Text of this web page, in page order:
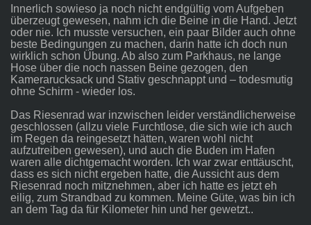
Innerlich sowieso ja noch nicht endgültig vom Aufgeben
überzeugt gewesen, nahm ich die Beine in die Hand. Jetzt
oder nie. Ich musste versuchen, ein paar Bilder auch ohne
beste Bedingungen zu machen, darin hatte ich doch nun
wirklich schon Übung. Ab also zum Parkhaus, ne lange
Hose über die noch nassen Beine gezogen, den
Kamerarucksack und Stativ geschnappt und – todesmutig
ohne Schirm - wieder los.
Das Riesenrad war inzwischen leider verständlicherweise
geschlossen (allzu viele Furchtlose, die sich wie ich auch
im Regen da reingesetzt hätten, waren wohl nicht
aufzutreiben gewesen), und auch die Buden im Hafen
waren alle dichtgemacht worden. Ich war zwar enttäuscht,
dass es sich nicht ergeben hatte, die Aussicht aus dem
Riesenrad noch mitznehmen, aber ich hatte es jetzt eh
eilig, zum Strandbad zu kommen. Meine Güte, was bin ich
an dem Tag da für Kilometer hin und her gewetzt..